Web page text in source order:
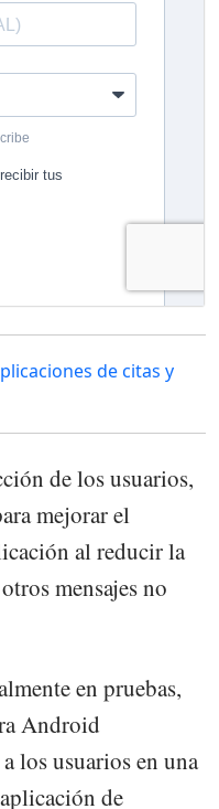
de citas y
de los usuarios,
mejorar el
al reducir la
mensajes no
en pruebas,
Android
los usuarios en una
de